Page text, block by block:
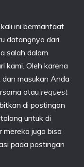
ini bermanfaat
datangnya dari
salah dalam
kami. Oleh karena
masukan Anda
atau request
di postingan
untuk di
juga bisa
pada postingan